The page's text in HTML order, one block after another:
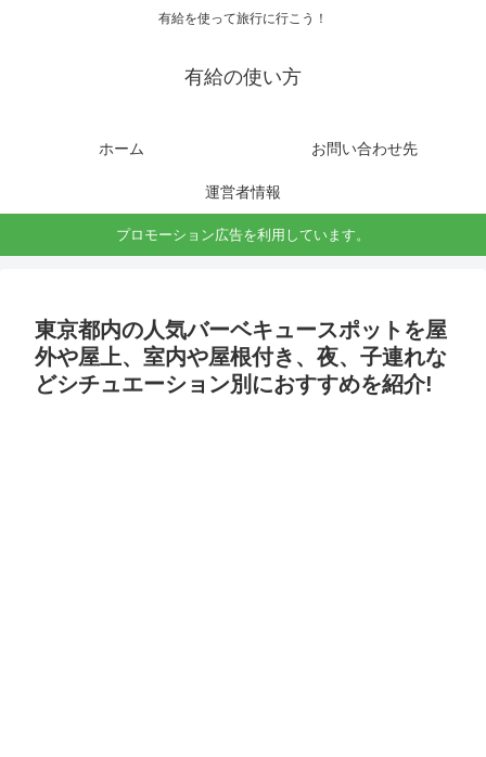
有給を使って旅行に行こう！
有給の使い方
ホーム お問い合わせ先
運営者情報
プロモーション広告を利用しています。
東京都内の人気バーベキュースポットを屋
外や屋上、室内や屋根付き、夜、子連れな
どシチュエーション別におすすめを紹介!